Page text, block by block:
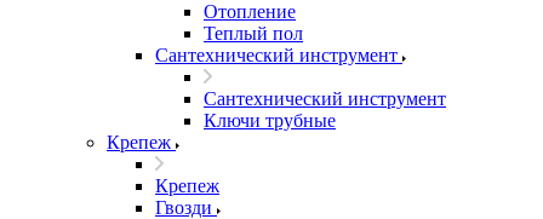
Отопление
Теплый пол
Сантехнический инструмент
Сантехнический инструмент
Ключи трубные
Крепеж
Крепеж
Гвозди